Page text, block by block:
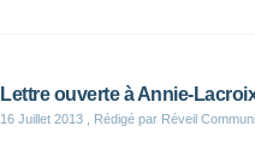
Lettre ouverte à Annie-
16 Juillet 2013 , Rédigé par Réveil